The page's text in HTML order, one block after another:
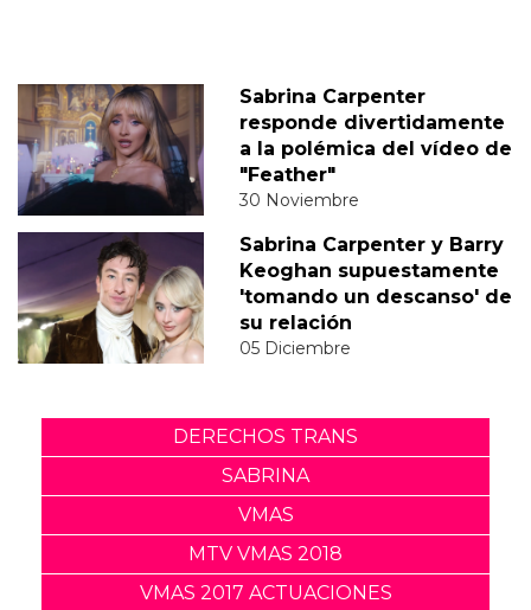
Sabrina Carpenter
responde divertidamente
a la polémica del vídeo de
"Feather"
30 Noviembre
Sabrina Carpenter y Barry
Keoghan supuestamente
'tomando un descanso' de
su relación
05 Diciembre
DERECHOS TRANS
SABRINA
VMAS
MTV VMAS 2018
VMAS 2017 ACTUACIONES